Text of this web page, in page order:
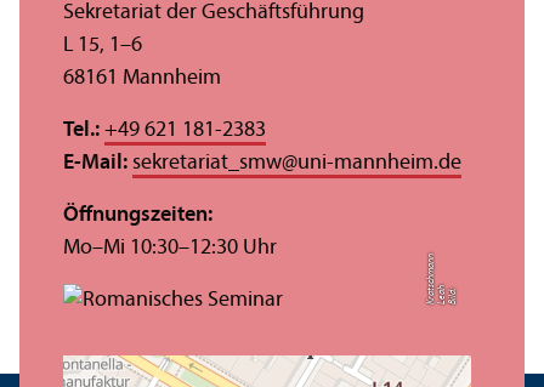
Bil
d:
L
e
a
h
K
r
a
t
sc
h
m
a
n
n
Sekretariat der Geschäfts­führung
L 15, 1–6
68161 Mannheim
Tel.: +49 621 181-2383
E-Mail: sekretariat_smw@uni-mannheim.de
Öffnungs­zeiten:
Mo–Mi 10:30–12:30 Uhr